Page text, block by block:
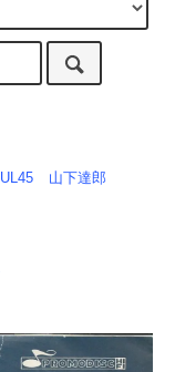
山下達郎